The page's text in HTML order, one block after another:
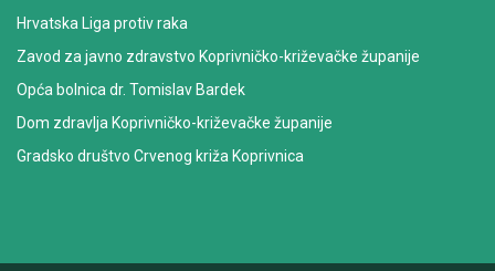
Hrvatska Liga protiv raka
Zavod za javno zdravstvo Koprivničko-križevačke županije
Opća bolnica dr. Tomislav Bardek
Dom zdravlja Koprivničko-križevačke županije
Gradsko društvo Crvenog križa Koprivnica